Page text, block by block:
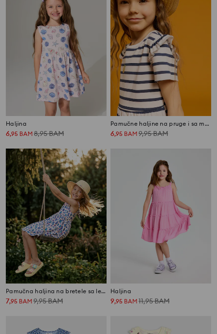
Haljina
6,95 BAM 8,95BAM
Pamučne haljine na pruge i sa motivom limuna 2 pack
6,95 BAM 9,95BAM
Pamučna haljina na bretele sa leopard dezenom
7,95 BAM 9,95BAM
Haljina
9,95 BAM 11,95BAM